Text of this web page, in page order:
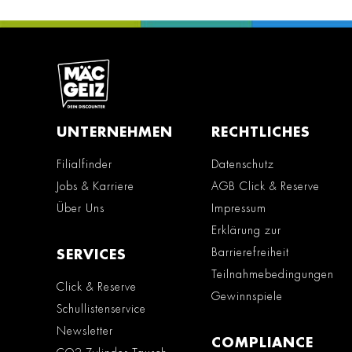
UNTERNEHMEN
Filialfinder
Jobs & Karriere
Über Uns
SERVICES
Click & Reserve
Schullistenservice
Newsletter
RECHTLICHES
Datenschutz
AGB Click & Reserve
Impressum
Erklärung zur
Barrierefreiheit
Teilnahmebedingungen
Gewinnspiele
COMPLIANCE